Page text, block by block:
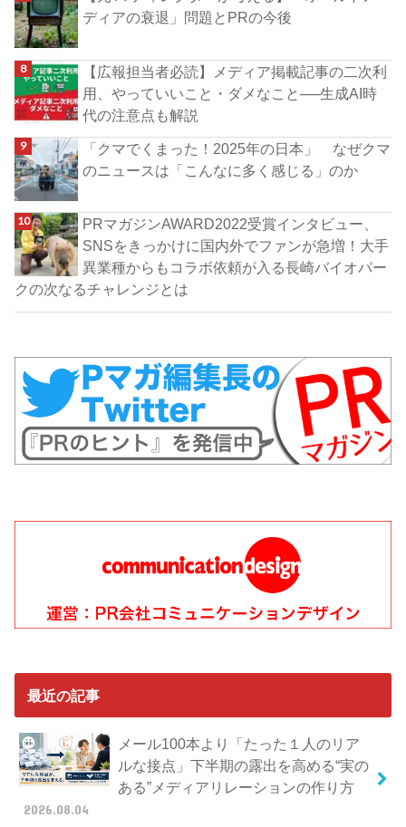
ディアの衰退」問題とPRの今後
【広報担当者必読】メディア掲載記事の二次利
用、やっていいこと・ダメなこと──生成AI時
代の注意点も解説
「クマでくまった！2025年の日本」 なぜクマ
のニュースは「こんなに多く感じる」のか
PRマガジンAWARD2022受賞インタビュー、
SNSをきっかけに国内外でファンが急増！大手
異業種からもコラボ依頼が入る長崎バイオパー
クの次なるチャレンジとは
最近の記事
メール100本より「たった１人のリア
ルな接点」下半期の露出を高める“実の
ある”メディアリレーションの作り方
2026.08.04